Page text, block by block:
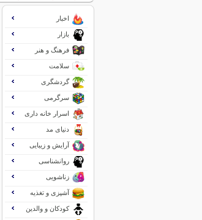
اخبار
بازار
فرهنگ و هنر
سلامت
گردشگری
سرگرمی
اسرار خانه داری
دنیای مد
آرایش و زیبایی
روانشناسی
زناشویی
آشپزی و تغذیه
کودکان و والدین